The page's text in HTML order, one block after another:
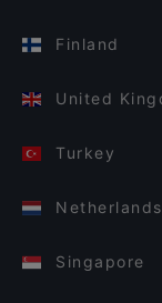
Finland
United
Turkey
Netherlands
Singapore